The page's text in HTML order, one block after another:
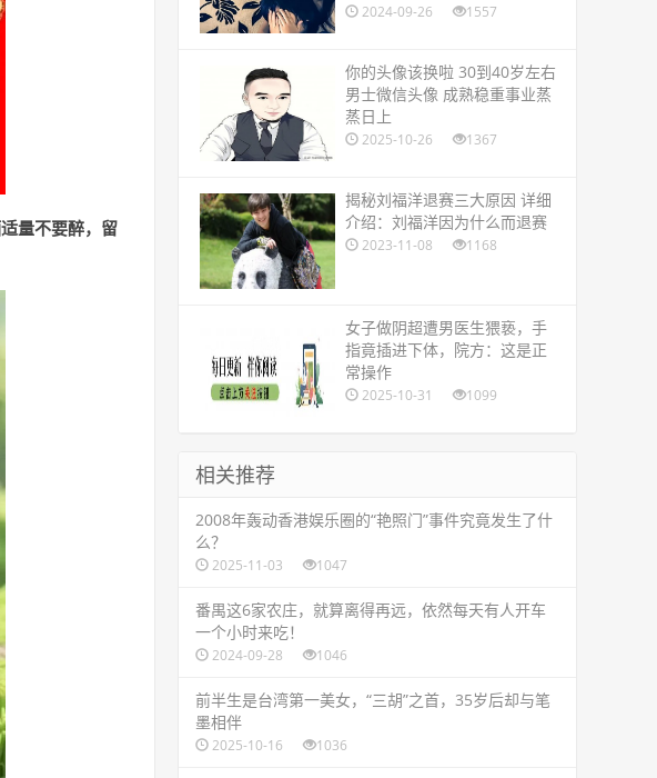
量不要醉，留
2024-09-26 1557
​你的头像该换啦 30到40岁左右
男士微信头像 成熟稳重事业蒸
蒸日上
2025-10-26 1367
​揭秘刘福洋退赛三大原因 详细
介绍：刘福洋因为什么而退赛
2023-11-08 1168
​女子做阴超遭男医生猥亵，手
指竟插进下体，院方：这是正
常操作
2025-10-31 1099
相关推荐
​2008年轰动香港娱乐圈的“艳照门”事件究竟发生了什
么？
2025-11-03 1047
​番禺这6家农庄，就算离得再远，依然每天有人开车
一个小时来吃！
2024-09-28 1046
​前半生是台湾第一美女，“三胡”之首，35岁后却与笔
墨相伴
2025-10-16 1036